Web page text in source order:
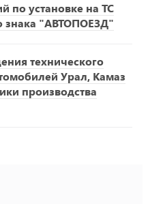
по установке на ТС
знака "АВТОПОЕЗД"
технического
Урал, Камаз
производства